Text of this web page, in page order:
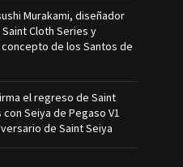
Murakami, diseñador
Cloth Series y
de los Santos de
el regreso de Saint
Seiya de Pegaso V1
de Saint Seiya